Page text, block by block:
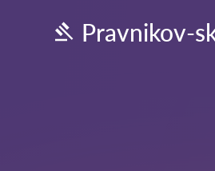
Pravnikov-